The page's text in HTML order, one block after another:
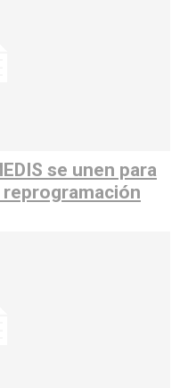
se unen para